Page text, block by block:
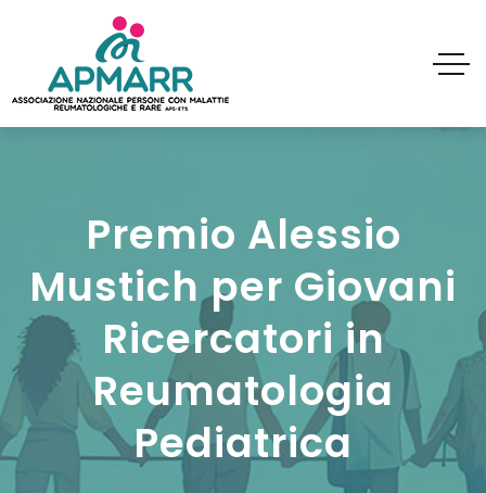
Premio Alessio
Mustich per Giovani
Ricercatori in
Reumatologia
Pediatrica